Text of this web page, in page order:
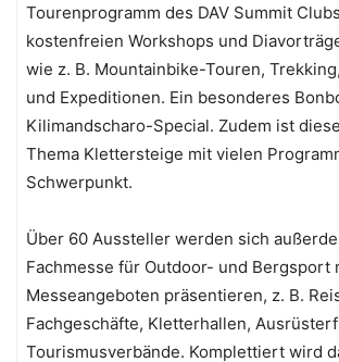
Tourenprogramm des DAV Summit
kostenfreien Workshops und
wie z. B. Mountainbike-Touren,
und Expeditionen. Ein besonderes
Kilimandscharo-Special. Zudem ist
Thema Klettersteige mit vielen
Schwerpunkt.
Über 60 Aussteller werden sich
Fachmesse für Outdoor- und Bergsport
Messeangeboten präsentieren, z. B.
Fachgeschäfte, Kletterhallen,
Tourismusverbände. Komplettiert wird